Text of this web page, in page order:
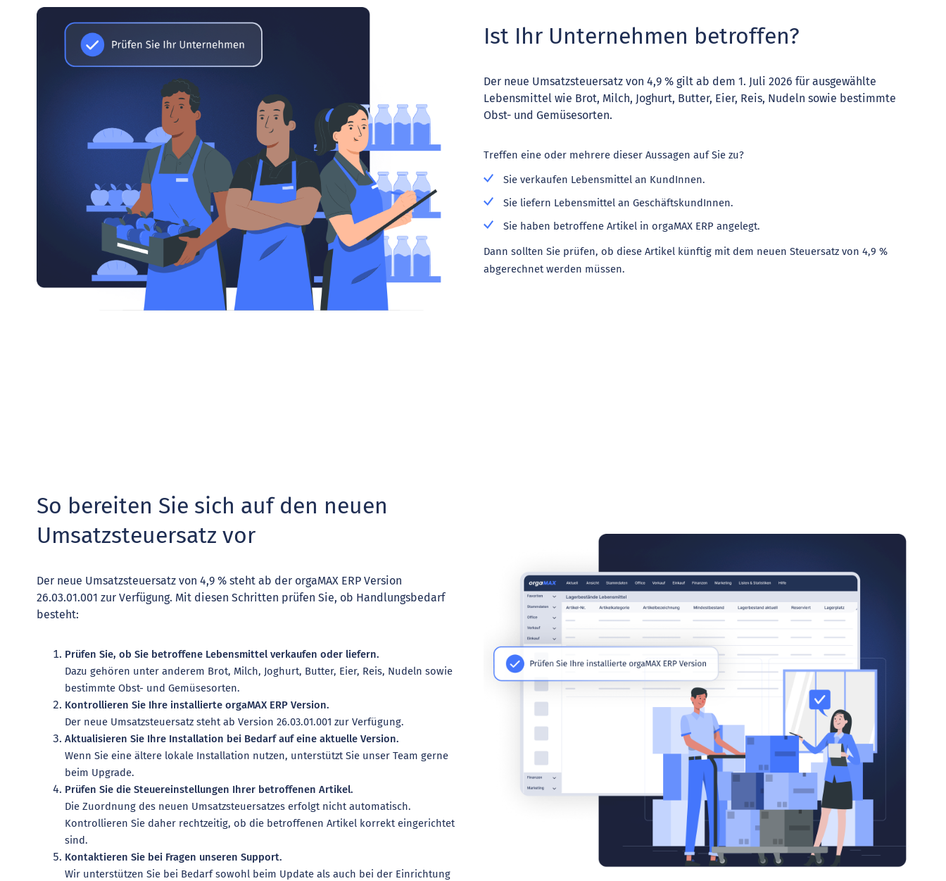
Ist Ihr Unternehmen betroffen?
Der neue Umsatzsteuersatz von 4,9 % gilt ab dem 1. Juli 2026 für ausgewählte
Lebensmittel wie Brot, Milch, Joghurt, Butter, Eier, Reis, Nudeln sowie bestimmte
Obst- und Gemüsesorten.
Treffen eine oder mehrere dieser Aussagen auf Sie zu?
Sie verkaufen Lebensmittel an KundInnen.
Sie liefern Lebensmittel an GeschäftskundInnen.
Sie haben betroffene Artikel in orgaMAX ERP angelegt.
Dann sollten Sie prüfen, ob diese Artikel künftig mit dem neuen Steuersatz von 4,9 %
abgerechnet werden müssen.
So bereiten Sie sich auf den neuen
Umsatzsteuersatz vor
Der neue Umsatzsteuersatz von 4,9 % steht ab der orgaMAX ERP Version
26.03.01.001 zur Verfügung. Mit diesen Schritten prüfen Sie, ob Handlungsbedarf
besteht:
Prüfen Sie, ob Sie betroffene Lebensmittel verkaufen oder liefern.
Dazu gehören unter anderem Brot, Milch, Joghurt, Butter, Eier, Reis, Nudeln sowie
bestimmte Obst- und Gemüsesorten.
Kontrollieren Sie Ihre installierte orgaMAX ERP Version.
Der neue Umsatzsteuersatz steht ab Version 26.03.01.001 zur Verfügung.
Aktualisieren Sie Ihre Installation bei Bedarf auf eine aktuelle Version.
Wenn Sie eine ältere lokale Installation nutzen, unterstützt Sie unser Team gerne
beim Upgrade.
Prüfen Sie die Steuereinstellungen Ihrer betroffenen Artikel.
Die Zuordnung des neuen Umsatzsteuersatzes erfolgt nicht automatisch.
Kontrollieren Sie daher rechtzeitig, ob die betroffenen Artikel korrekt eingerichtet
sind.
Kontaktieren Sie bei Fragen unseren Support.
Wir unterstützen Sie bei Bedarf sowohl beim Update als auch bei der Einrichtung